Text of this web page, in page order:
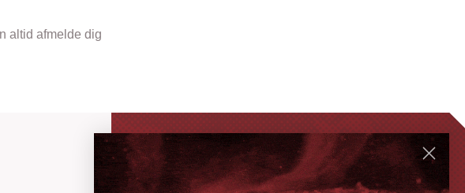
altid afmelde dig
GENVEJE